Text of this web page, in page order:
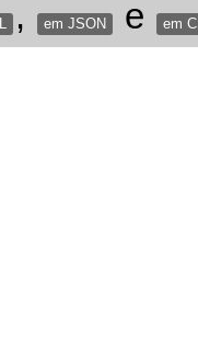
, em JSON e em